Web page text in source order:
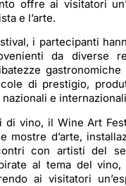
offre ai visitatori
e l’arte.
i partecipanti
da diverse
di prestigio,
e
di vino, il Wine Art
mostre d’arte,
con artisti del
al tema del
ai visitatori